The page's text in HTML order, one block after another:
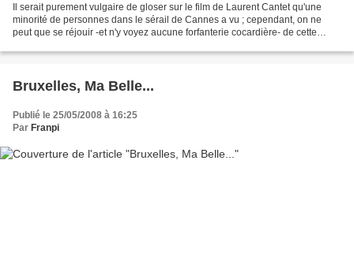
Il serait purement vulgaire de gloser sur le film de Laurent Cantet qu'une
minorité de personnes dans le sérail de Cannes a vu ; cependant, on ne
peut que se réjouir -et n'y voyez aucune forfanterie cocardière- de cette
Bruxelles, Ma Belle...
Publié le 25/05/2008 à 16:25
Par Franpi